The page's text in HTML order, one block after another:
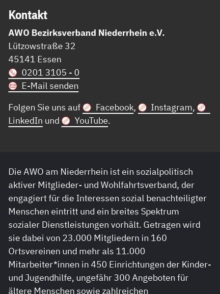
Kon­takt
AWO Bezirksverband Niederrhein e.V.
Lützowstraße 32
45141 Essen
0201 3105 - 0
E-Mail senden
Folgen Sie uns auf
Facebook, Instagram,
LinkedIn und YouTube.
Die AWO am Niederrhein ist ein sozialpolitisch
aktiver Mitglieder- und Wohlfahrtsverband, der
engagiert für die Interessen sozial benachteiligter
Menschen eintritt und ein breites Spektrum
sozialer Dienstleistungen vorhält. Getragen wird
sie dabei von 23.000 Mitgliedern in 160
Ortsvereinen und mehr als 11.000
Mitarbeiter*innen in 450 Einrichtungen der Kinder-
und Jugendhilfe, ungefähr 300 Angeboten für
ältere Menschen sowie zahlreichen